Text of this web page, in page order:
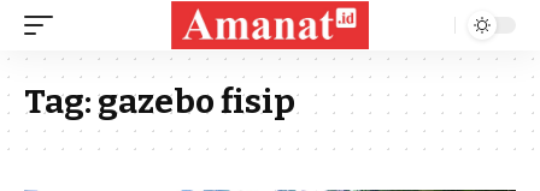
Tag:gazebo fisip